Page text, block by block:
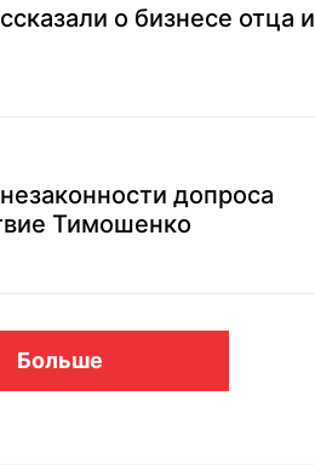
о бизнесе отца и
допроса
Тимошенко
Больше